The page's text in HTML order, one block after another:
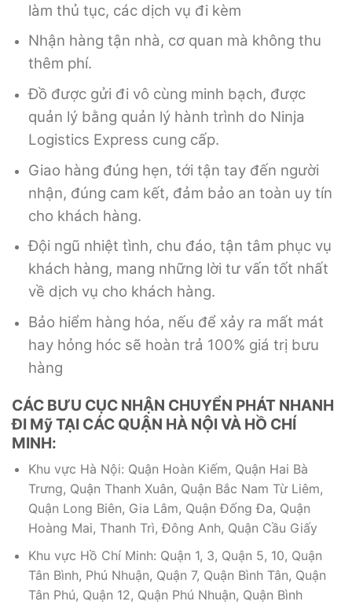
làm thủ tục, các dịch vụ đi kèm
Nhận hàng tận nhà, cơ quan mà không thu
thêm phí.
Đồ được gửi đi vô cùng minh bạch, được
quản lý bằng quản lý hành trình do Ninja
Logistics Express cung cấp.
Giao hàng đúng hẹn, tới tận tay đến người
nhận, đúng cam kết, đảm bảo an toàn uy tín
cho khách hàng.
Đội ngũ nhiệt tình, chu đáo, tận tâm phục vụ
khách hàng, mang những lời tư vấn tốt nhất
về dịch vụ cho khách hàng.
Bảo hiểm hàng hóa, nếu để xảy ra mất mát
hay hỏng hóc sẽ hoàn trả 100% giá trị bưu
hàng
CÁC BƯU CỤC NHẬN CHUYỂN PHÁT NHANH
ĐI Mỹ TẠI CÁC QUẬN HÀ NỘI VÀ HỒ CHÍ
MINH:
Khu vực Hà Nội: Quận Hoàn Kiếm, Quận Hai Bà
Trưng, Quận Thanh Xuân, Quận Bắc Nam Từ Liêm,
Quận Long Biên, Gia Lâm, Quận Đống Đa, Quận
Hoàng Mai, Thanh Trì, Đông Anh, Quận Cầu Giấy
Khu vực Hồ Chí Minh: Quận 1, 3, Quận 5, 10, Quận
Tân Bình, Phú Nhuận, Quận 7, Quận Bình Tân, Quận
Tân Phú, Quận 12, Quận Phú Nhuận, Quận Bình